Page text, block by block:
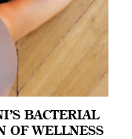
BACTERIAL
OF WELLNESS